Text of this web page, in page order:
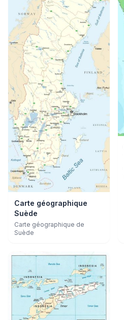
Carte géographique
Suède
Carte géographique de
Suède